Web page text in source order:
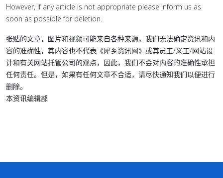
However, if any article is not appropriate please inform us as
soon as possible for deletion.
张贴的文章，图片和视频可能来自各种来源，我们无法确定资讯和内
容的准确性，其内容也不代表《犀乡资讯网》或其员工/义工/网站设
计和有关网站托管公司的观点，因此，我们不会对内容的准确性承担
任何责任。但是，如果有任何文章不合适，请尽快通知我们以便进行
删除。
本资讯编辑部